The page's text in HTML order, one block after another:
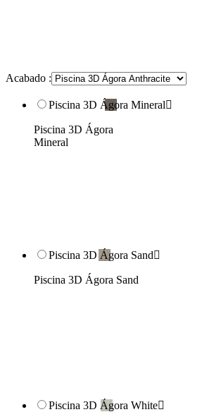
Acabado :
Piscina 3D Ágora Mineral
Piscina 3D Ágora
Mineral
Piscina 3D Ágora Sand
Piscina 3D Ágora Sand
Piscina 3D Ágora White